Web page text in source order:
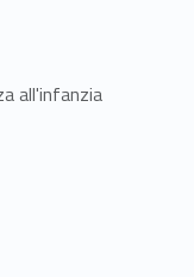
all'infanzia